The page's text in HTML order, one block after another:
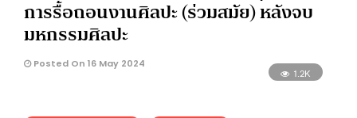
การรื้อถอนงานศิลปะ (ร่วมสมัย) หลังจบ
มหกรรมศิลปะ
Posted On 16 May 2024
1.2K